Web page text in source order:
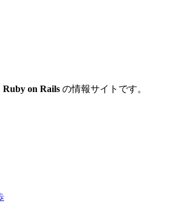
Ruby on Rails の情報サイトです。